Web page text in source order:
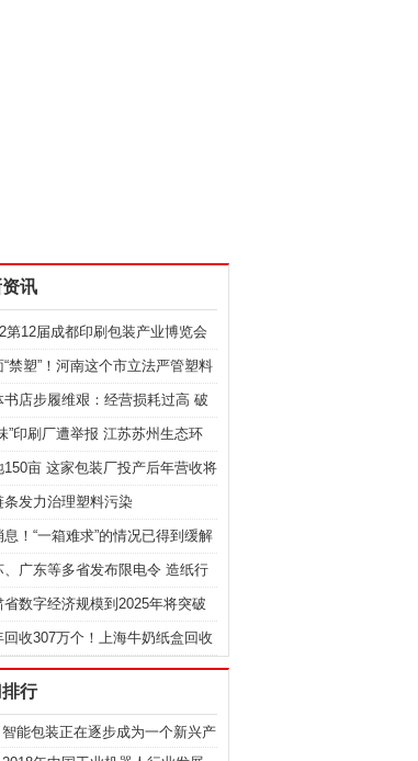
讯
第12届成都印刷包装产业博览会
“禁塑”！河南这个市立法严管塑料
书店步履维艰：经营损耗过高 破
”印刷厂遭举报 江苏苏州生态环
150亩 这家包装厂投产后年营收将
条发力治理塑料污染
息！“一箱难求”的情况已得到缓解
、广东等多省发布限电令 造纸行
省数字经济规模到2025年将突破
回收307万个！上海牛奶纸盒回收
行
智能包装正在逐步成为一个新兴产